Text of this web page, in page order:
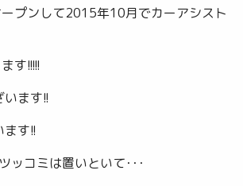
プンして2015年10月でカーアシスト
す!!!!!
ます!!
す!!
ッコミは置いといて･･･